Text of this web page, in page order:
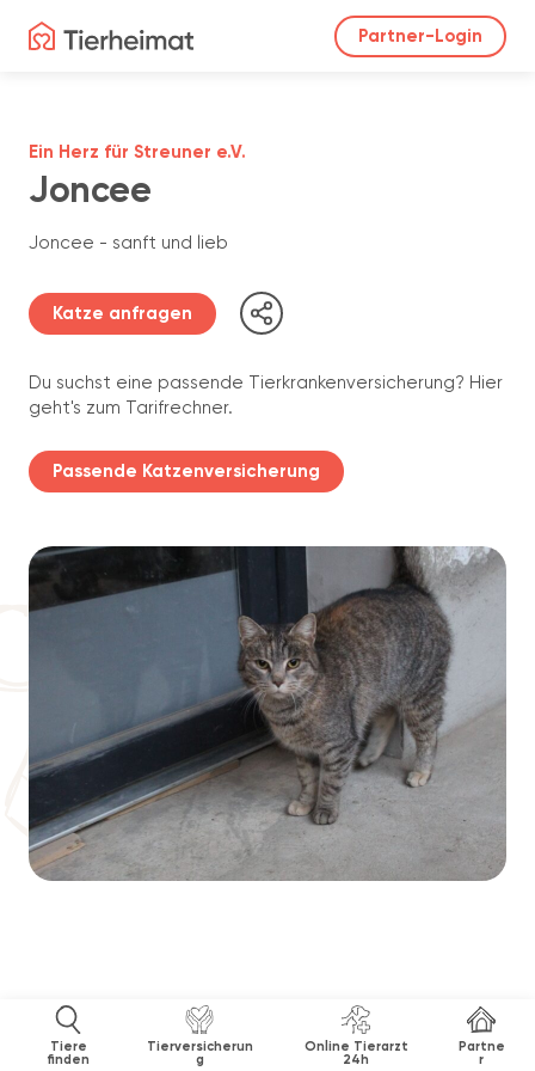
Partner-Login
Tiere
finden
Tierversicherun
g
Online Tierarzt
24h
Partne
r
Joncee
Ein Herz für Streuner e.V.
Joncee - sanft und lieb
Katze anfragen
Du suchst eine passende Tierkrankenversicherung? Hier
geht's zum Tarifrechner.
Passende Katzenversicherung